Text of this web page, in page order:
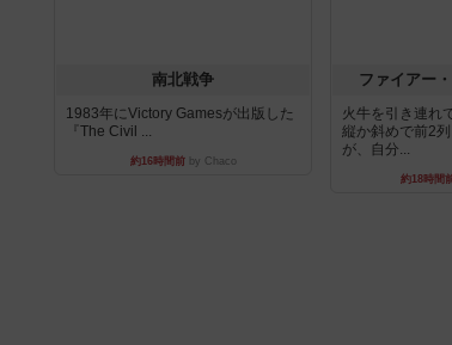
南北戦争
1983年にVictory Gamesが出版した
『The Civil ...
約16時間前by Chaco
ファイアー
火牛を引き連れ
縦か斜めで前2
が、自分...
約18時間